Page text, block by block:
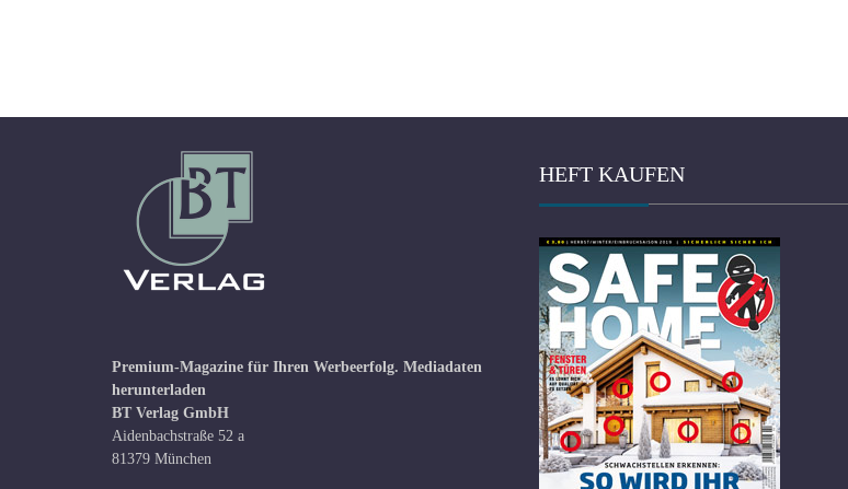
Premium-Magazine für Ihren Werbeerfolg. Mediadaten
herunterladen
BT Verlag GmbH
Aidenbachstraße 52 a
81379 München
HEFT KAUFEN